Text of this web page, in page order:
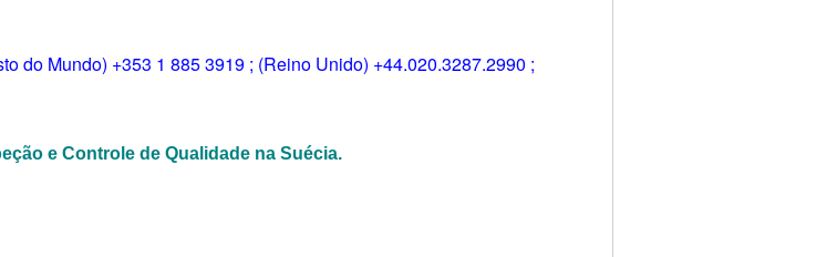
do Mundo) +353 1 885 3919 ; (Reino Unido) +44.020.3287.2990 ;
e Controle de Qualidade na Suécia.